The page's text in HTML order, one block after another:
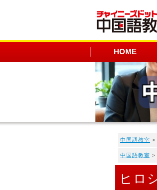
HOME
中国語教室 >
中国語教室 >
ヒロ